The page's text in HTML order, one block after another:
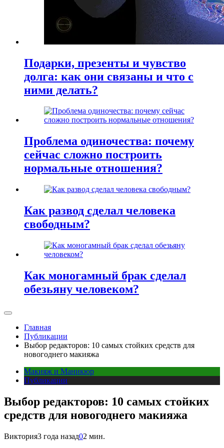
Подарки, презенты и чувство
долга: как они связаны и что с
ними делать?
Проблема одиночества: почему
сейчас сложно построить
нормальные отношения?
Как развод сделал человека
свободным?
Как моногамный брак сделал
обезьяну человеком?
Главная
Публикации
Выбор редакторов: 10 самых стойких средств для
новогоднего макияжа
Макияж и Маникюр
Публикации
Выбор редакторов: 10 самых стойких
средств для новогоднего макияжа
Виктория3 года назад02 мин.